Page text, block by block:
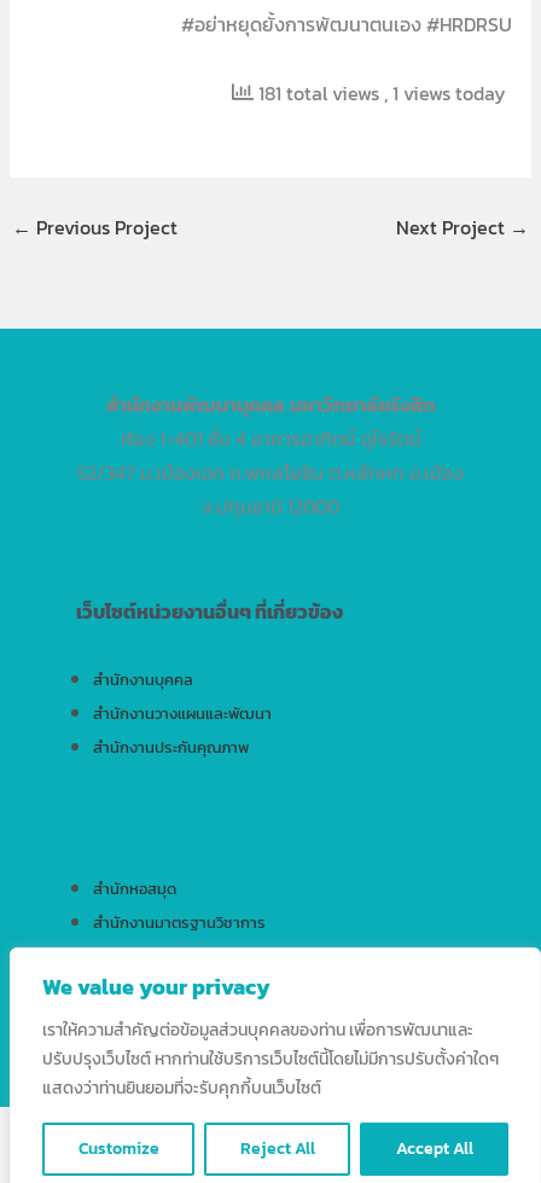
We value your privacy
เราให้ความสำคัญต่อข้อมูลส่วนบุคคลของท่าน เพื่อการพัฒนาและ
ปรับปรุงเว็บไซต์ หากท่านใช้บริการเว็บไซต์นี้โดยไม่มีการปรับตั้งค่าใดๆ
แสดงว่าท่านยินยอมที่จะรับคุกกี้บนเว็บไซต์
Customize Reject All Accept All
#อย่าหยุดยั้งการพัฒนาตนเอง #HRDRSU
181 total views , 1 views today
← Previous Project Next Project →
สำนักงานพัฒนาบุคคล มหาวิทยาลัยรังสิต
ห้อง 1-401 ชั้น 4 อาคารอาทิตย์ อุไรรัตน์
52/347 ม.เมืองเอก ถ.พหลโยธิน ต.หลักหก อ.เมือง
จ.ปทุมธานี 12000
เว็บไซต์หน่วยงานอื่นๆ ที่เกี่ยวข้อง
สำนักงานบุคคล
สำนักงานวางแผนและพัฒนา
สำนักงานประกันคุณภาพ
สำนักหอสมุด
สำนักงานมาตรฐานวิชาการ
สำนักบริการเทคโนโลยีสารสนเทศ
Copyright © 2026 HRD RSU. All Rights Reserved.